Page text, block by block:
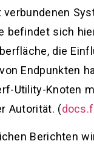
befindet sich
die
Endpunkten
Utility-Knoten
Autorität. (
Berichten